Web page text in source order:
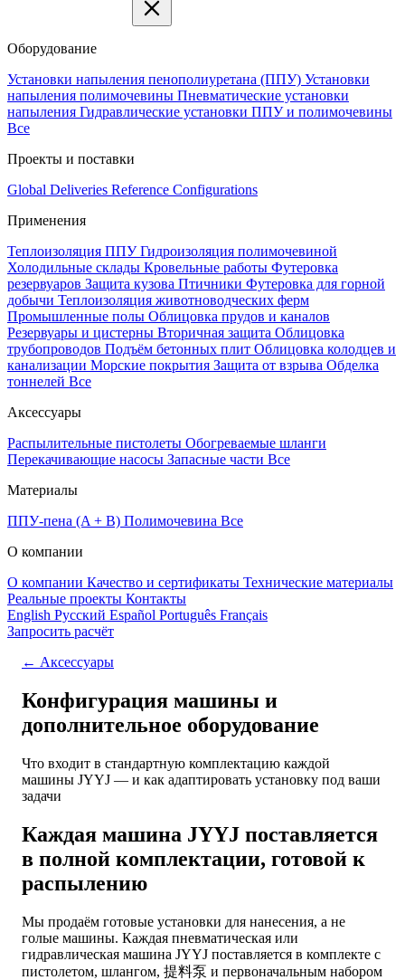
Оборудование
Установки напыления пенополиуретана (ППУ) Установки
напыления полимочевины Пневматические установки
напыления Гидравлические установки ППУ и полимочевины
Все
Проекты и поставки
Global Deliveries Reference Configurations
Применения
Теплоизоляция ППУГидроизоляция полимочевиной
Холодильные склады Кровельные работы Футеровка
резервуаров Защита кузова Птичники Футеровка для горной
добычи Теплоизоляция животноводческих ферм
Промышленные полы Облицовка прудов и каналов
Резервуары и цистерны Вторичная защита Облицовка
трубопроводов Подъём бетонных плит Облицовка колодцев и
канализации Морские покрытия Защита от взрыва Обделка
тоннелей Все
Аксессуары
Распылительные пистолеты Обогреваемые шланги
Перекачивающие насосы Запасные части Все
Материалы
ППУ-пена (A + B) Полимочевина Все
О компании
О компании Качество и сертификаты Технические материалы
Реальные проекты Контакты
English Русский Español Português Français
Запросить расчёт
← Аксессуары
Конфигурация машины и
дополнительное оборудование
Что входит в стандартную комплектацию каждой
машины JYYJ — и как адаптировать установку под ваши
задачи
Каждая машина JYYJ поставляется
в полной комплектации, готовой к
распылению
Мы продаём готовые установки для нанесения, а не
голые машины. Каждая пневматическая или
гидравлическая машина JYYJ поставляется в комплекте с
пистолетом, шлангом, 提料泵 и первоначальным набором